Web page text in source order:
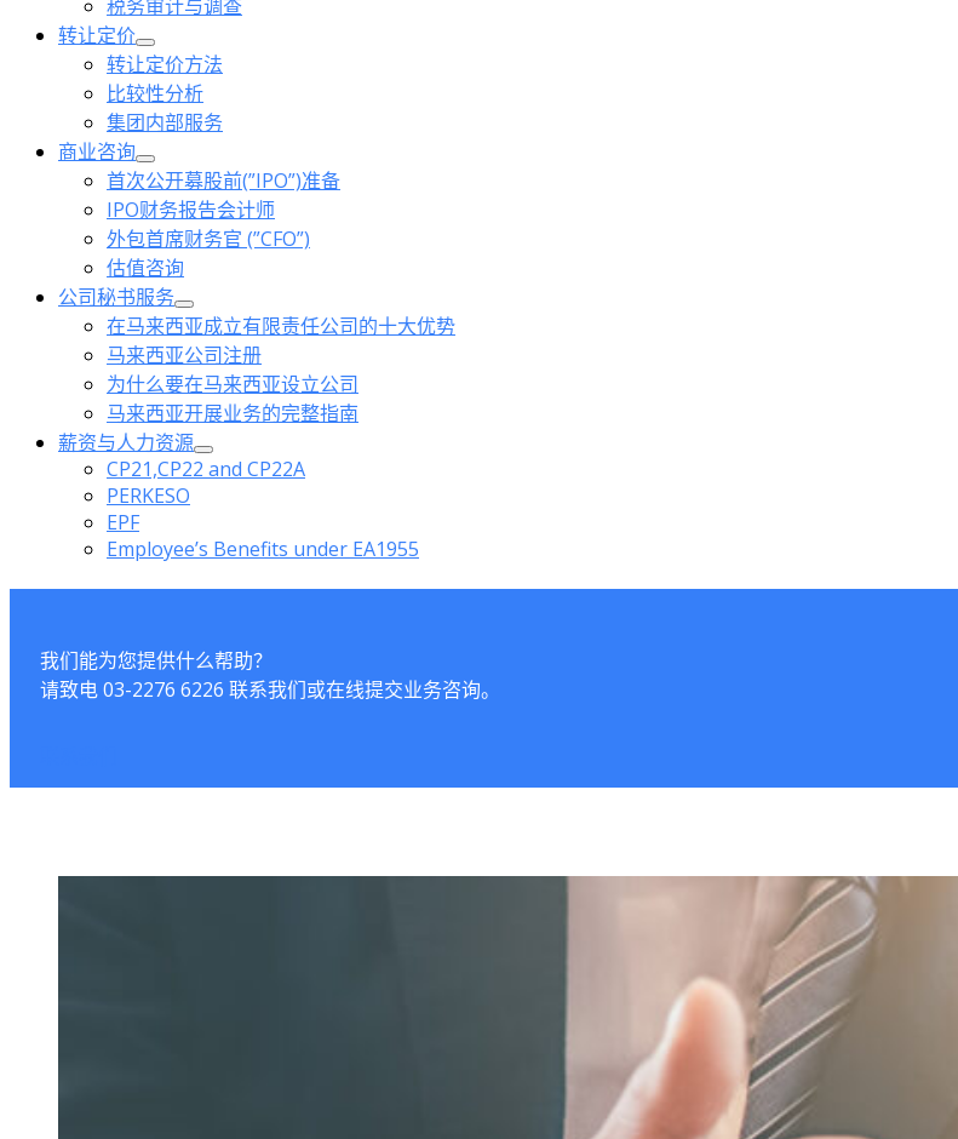
税务审计与调查
转让定价
转让定价方法
比较性分析
集团内部服务
商业咨询
首次公开募股前(”IPO”)准备
IPO财务报告会计师
外包首席财务官 (”CFO”)
估值咨询
公司秘书服务
在马来西亚成立有限责任公司的十大优势
马来西亚公司注册
为什么要在马来西亚设立公司
马来西亚开展业务的完整指南
薪资与人力资源
CP21,CP22 and CP22A
PERKESO
EPF
Employee’s Benefits under EA1955
我们能为您提供什么帮助？
请致电 03-2276 6226 联系我们或在线提交业务咨询。